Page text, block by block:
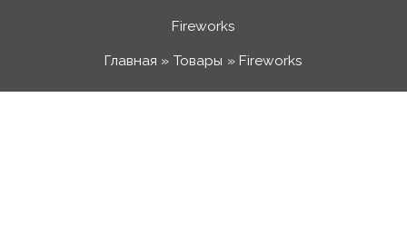
Fireworks
Главная
Товары Fireworks